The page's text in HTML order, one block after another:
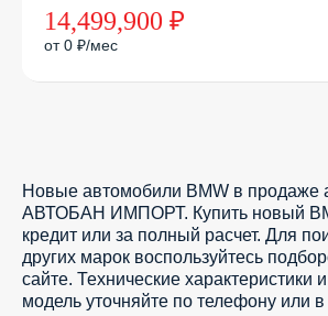
14,499,900 ₽
от 0 ₽/мес
Новые автомобили BMW в продаже
АВТОБАН ИМПОРТ. Купить новый
кредит или за полный расчет. Для
других марок воспользуйтесь
сайте. Технические характеристики
модель уточняйте по телефону или